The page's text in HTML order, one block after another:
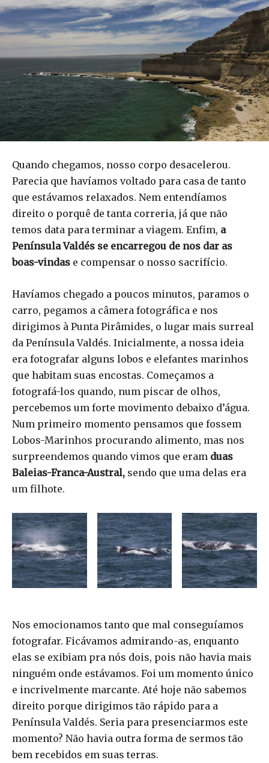
Quando chegamos, nosso corpo desacelerou.
Parecia que havíamos voltado para casa de tanto
que estávamos relaxados. Nem entendíamos
direito o porquê de tanta correria, já que não
temos data para terminar a viagem. Enfim, a
Península Valdés se encarregou de nos dar as
boas-vindas e compensar o nosso sacrifício.
Havíamos chegado a poucos minutos, paramos o
carro, pegamos a câmera fotográfica e nos
dirigimos à Punta Pirâmides, o lugar mais surreal
da Península Valdés. Inicialmente, a nossa ideia
era fotografar alguns lobos e elefantes marinhos
que habitam suas encostas. Começamos a
fotografá-los quando, num piscar de olhos,
percebemos um forte movimento debaixo d’água.
Num primeiro momento pensamos que fossem
Lobos-Marinhos procurando alimento, mas nos
surpreendemos quando vimos que eram duas
Baleias-Franca-Austral, sendo que uma delas era
um filhote.
Nos emocionamos tanto que mal conseguíamos
fotografar. Ficávamos admirando-as, enquanto
elas se exibiam pra nós dois, pois não havia mais
ninguém onde estávamos. Foi um momento único
e incrivelmente marcante. Até hoje não sabemos
direito porque dirigimos tão rápido para a
Península Valdés. Seria para presenciarmos este
momento? Não havia outra forma de sermos tão
bem recebidos em suas terras.